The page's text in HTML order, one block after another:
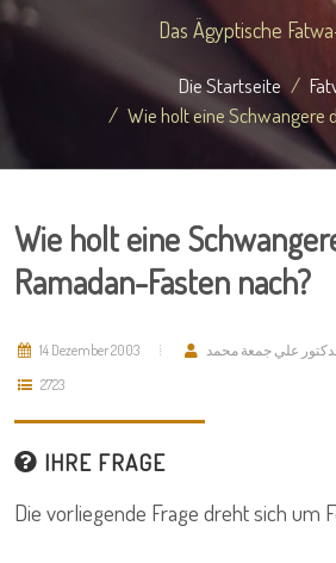
Das Ägyptische
Die Startseite
Wie holt eine Schwangere
Wie holt eine
Ramadan-Fasten nach?
14 Dezember 2003
علي جمعة محمد
2723
IHRE FRAGE
Die vorliegende Frage dreht sich um